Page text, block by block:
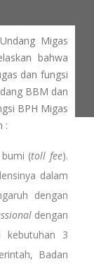
Migas
bahwa
dan fungsi
BBM dan
BPH Migas
:
(toll fee).
dalam
dengan
dengan
kebutuhan 3
Badan